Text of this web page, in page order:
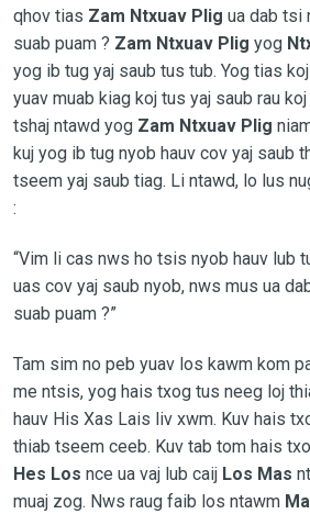
qhov tias Zam Ntxuav Plig ua dab tsi
suab puam ? Zam Ntxuav Plig yog
yog ib tug yaj saub tus tub. Yog tias
yuav muab kiag koj tus yaj saub rau
tshaj ntawd yog Zam Ntxuav Plig
kuj yog ib tug nyob hauv cov yaj saub
tseem yaj saub tiag. Li ntawd, lo lus
:
“Vim li cas nws ho tsis nyob hauv lub
uas cov yaj saub nyob, nws mus ua
suab puam ?”
Tam sim no peb yuav los kawm kom
me ntsis, yog hais txog tus neeg loj
hauv His Xas Lais liv xwm. Kuv hais
thiab tseem ceeb. Kuv tab tom hais
Hes Los nce ua vaj lub caij Los Mas
muaj zog. Nws raug faib los ntawm